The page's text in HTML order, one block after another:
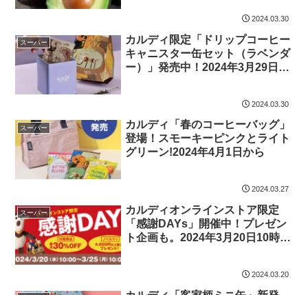
2024.03.30
スーパー
カルディ限定「ドリップコーヒー
キャニスター缶セット（ラベンダ
ー）」発売中！2024年3月29日か
2024.03.30
スーパー
カルディ「春のコーヒーバッグ」
登場！スモーキーピンクとライト
グリーン!2024年4月1日から
2024.03.27
スーパー
カルディオンラインストア限定
「感謝DAYs」開催中！プレゼン
ト企画も。2024年3月20日10時か
2024.03.20